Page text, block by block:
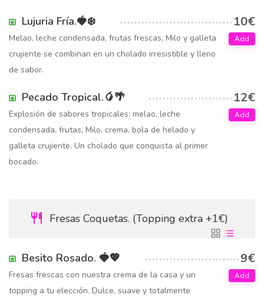
Lujuria Fría.🍓❄️ 10€
Melao, leche condensada, frutas frescas, Milo y galleta
crujiente se combinan en un cholado irresistible y lleno
de sabor.
Add
Pecado Tropical.🥭🌴 12€
Explosión de sabores tropicales: melao, leche
condensada, frutas, Milo, crema, bola de helado y
galleta crujiente. Un cholado que conquista al primer
bocado.
Add
Fresas Coquetas. (Topping extra +1€)
Besito Rosado. 🍓💖 9€
Fresas frescas con nuestra crema de la casa y un
topping a tu elección. Dulce, suave y totalmente
Add